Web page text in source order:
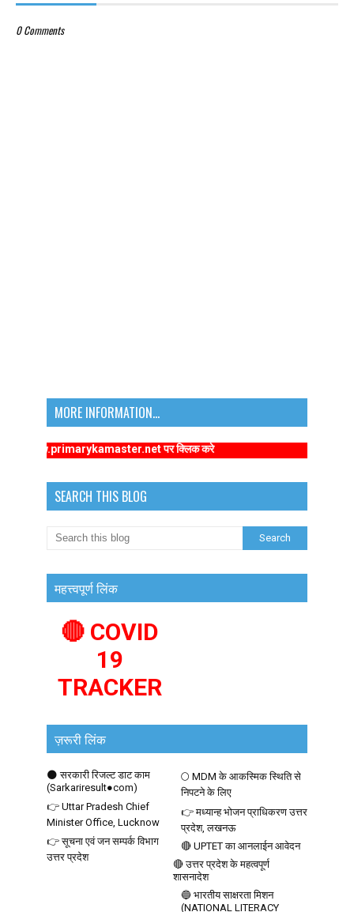
0 Comments
MORE INFORMATION...
पर क्लिक करे
SEARCH THIS BLOG
महत्त्वपूर्ण लिंक
🔴 COVID
19
TRACKER
ज़रूरी लिंक
🌑 सरकारी रिजल्ट डाट काम
(Sarkariresult●com)
🌕 MDM के आकस्मिक स्थिति से
निपटने के लिए
👉 Uttar Pradesh Chief
Minister Office, Lucknow
👉 मध्यान्ह भोजन प्राधिकरण उत्तर
प्रदेश, लखनऊ
👉 सूचना एवं जन सम्पर्क विभाग
उत्तर प्रदेश
🔴 UPTET का आनलाईन आवेदन
🔴 उत्तर प्रदेश के महत्वपूर्ण
शासनादेश
🔵 भारतीय साक्षरता मिशन
(NATIONAL LITERACY